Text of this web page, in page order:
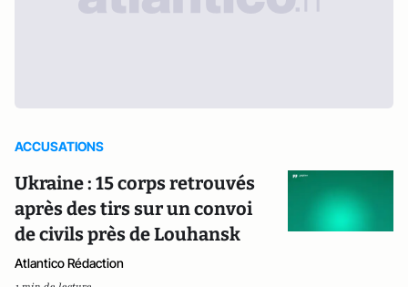
ACCUSATIONS
Ukraine : 15 corps retrouvés
après des tirs sur un convoi
de civils près de Louhansk
Atlantico Rédaction